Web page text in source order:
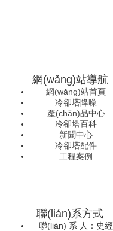
網(wǎng)站導航
網(wǎng)站首頁
冷卻塔降噪
產(chǎn)品中心
冷卻塔百科
新聞中心
冷卻塔配件
工程案例
聯(lián)系方式
聯(lián) 系 人：史經